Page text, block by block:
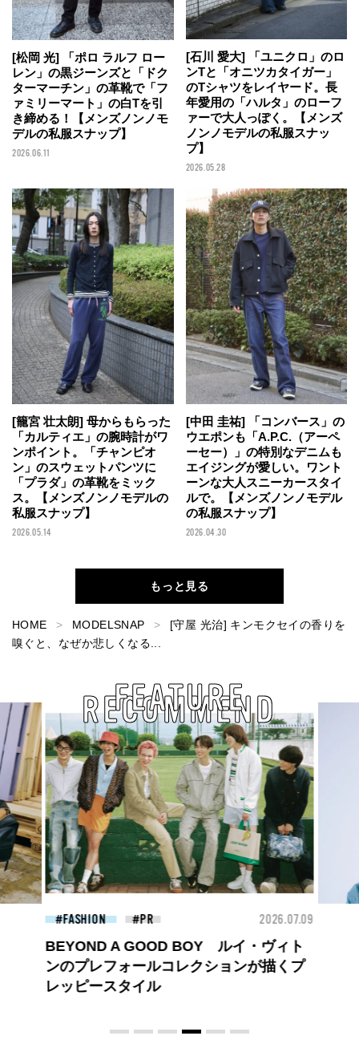
[松岡 光] 「ポロ ラルフ ロー
レン」の黒ジーンズと「ドク
ターマーチン」の革靴で「フ
ァミリーマート」の白Tを引
き締める！【メンズノンノモ
デルの私服スナップ】
2026.06.11
[石川 愛大] 「ユニクロ」のロ
ンTと「オニツカタイガー」
のTシャツをレイヤード。長
年愛用の「ハルタ」のローフ
ァーで大人っぽく。【メンズ
ノンノモデルの私服スナッ
プ】
2026.05.28
[籠宮 壮太朗] 母からもらった
「カルティエ」の腕時計がワ
ンポイント。「チャンピオ
ン」のスウェットパンツに
「プラダ」の革靴をミック
ス。【メンズノンノモデルの
私服スナップ】
2026.05.14
[中田 圭祐] 「コンバース」の
ウエポンも「A.P.C.（アーペ
ーセー）」の特別なデニムも
エイジングが愛しい。ワント
ーンな大人スニーカースタイ
ルで。【メンズノンノモデル
の私服スナップ】
2026.04.30
もっと見る
HOME MODELSNAP
[守屋 光治] キンモクセイの香りを
嗅ぐと、なぜか悲しくなる...
RECOMMEND
FEATURE
BEAUTY 2026.07.09
夏のパーマ、さらにあか抜け。N.（エヌ
ドット）のスタイリングアイテムで作る
旬ヘアのテクニックを、人気３サロンに